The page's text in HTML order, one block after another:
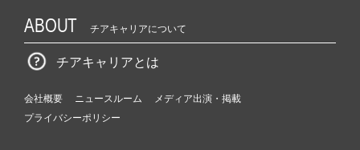
ABOUT チアキャリアについて
チアキャリアとは
会社概要 ニュースルーム
メディア出演・掲載
プライバシーポリシー